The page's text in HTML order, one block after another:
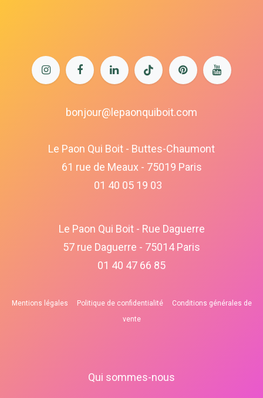
bonjour@lepaonquiboit.com
Le Paon Qui Boit - Buttes-Chaumont
61 rue de Meaux - 75019 Paris
01 40 05 19 03
Le Paon Qui Boit - Rue Daguerre
57 rue Daguerre - 75014 Paris
01 40 47 66 85
Mentions légales Politique de confidentialité
Conditions générales de
vente
Qui sommes-nous